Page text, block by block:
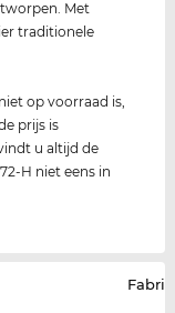
Met
traditionele
op voorraad is,
prijs is
u altijd de
H niet eens in